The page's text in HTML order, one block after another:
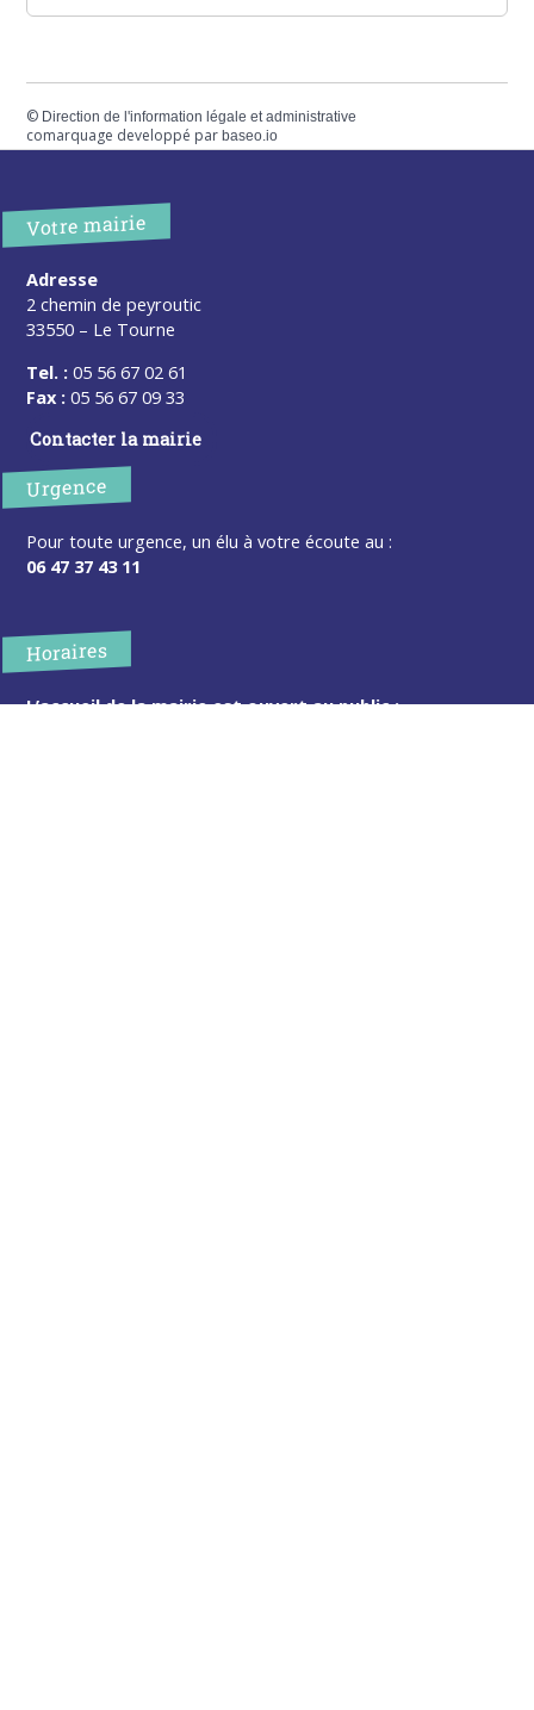
© Direction de l'information légale et administrative
comarquage developpé parbaseo.io
Votre mairie
Adresse
2 chemin de peyroutic
33550 – Le Tourne
Tel. : 05 56 67 02 61
Fax : 05 56 67 09 33
Contacter la mairie
Urgence
Pour toute urgence, un élu à votre écoute au :
06 47 37 43 11
Horaires
L’accueil de la mairie est ouvert au public :